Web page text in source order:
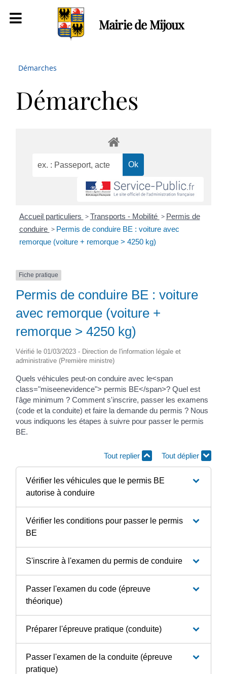
Mairie de Mijoux
Démarches
Démarches
Accueil particuliers > Transports - Mobilité > Permis de
conduire > Permis de conduire BE : voiture avec
remorque (voiture + remorque > 4250 kg)
Fiche pratique
Permis de conduire BE : voiture
avec remorque (voiture +
remorque > 4250 kg)
Vérifié le 01/03/2023 - Direction de l'information légale et
administrative (Première ministre)
Quels véhicules peut-on conduire avec le<span
class="miseenevidence"> permis BE</span>? Quel est
l'âge minimum ? Comment s'inscrire, passer les examens
(code et la conduite) et faire la demande du permis ? Nous
vous indiquons les étapes à suivre pour passer le permis
BE.
Tout replier Tout déplier
Vérifier les véhicules que le permis BE
autorise à conduire
Vérifier les conditions pour passer le permis
BE
S'inscrire à l'examen du permis de conduire
Passer l'examen du code (épreuve
théorique)
Préparer l'épreuve pratique (conduite)
Passer l'examen de la conduite (épreuve
pratique)